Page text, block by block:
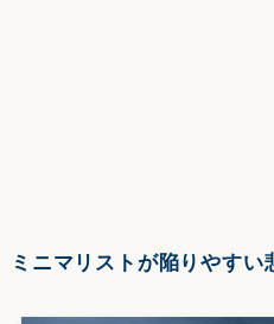
ミニマリストが陥りやすい